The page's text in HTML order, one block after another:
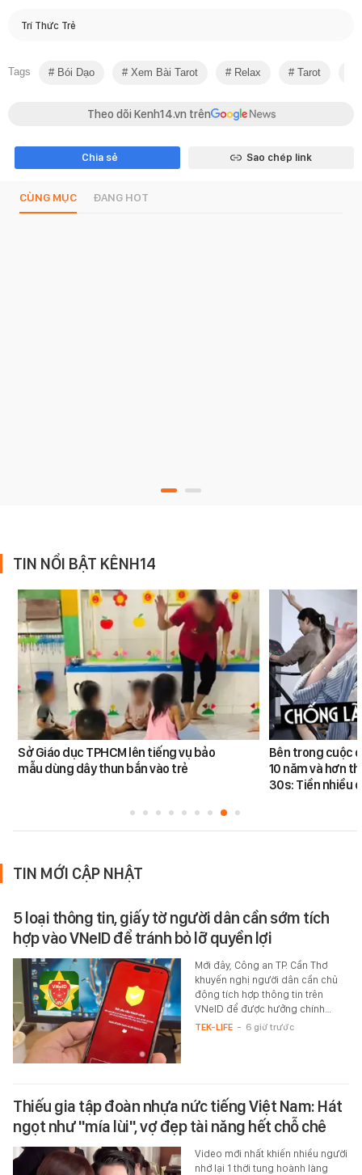
Trí Thức Trẻ
Tags Bói Dạo Xem Bài Tarot Relax Tarot
Theo dõi Kenh14.vn trên
Chia sẻ Sao chép link
CÙNG MỤC ĐANG HOT
TIN NỔI BẬT KÊNH14
Sở Giáo dục TPHCM lên tiếng vụ bảo
mẫu dùng dây thun bắn vào trẻ
Bên trong cuộc
10 năm và hơn
30s: Tiền nhiều
TIN MỚI CẬP NHẬT
5 loại thông tin, giấy tờ người dân cần sớm tích
hợp vào VNeID để tránh bỏ lỡ quyền lợi
Mới đây, Công an TP. Cần Thơ
khuyến nghị người dân cần chủ
động tích hợp thông tin trên
VNeID để được hưởng chính…
TEK-LIFE - 6 giờ trước
Thiếu gia tập đoàn nhựa nức tiếng Việt Nam: Hát
ngọt như "mía lùi", vợ đẹp tài năng hết chỗ chê
Video mới nhất khiến nhiều người
nhớ lại 1 thời tung hoành làng